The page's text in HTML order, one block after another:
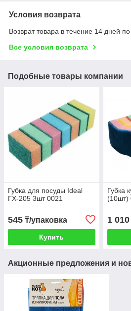
Условия возврата
Возврат товара в течение 14 дней
Все условия возврата
Подобные товары компании
Губка для посуды Ideal
ГХ-205 3шт 0021
545 ₸/упаковка
Купить
Губка
(10шт)
1 010
Акционные предложения и